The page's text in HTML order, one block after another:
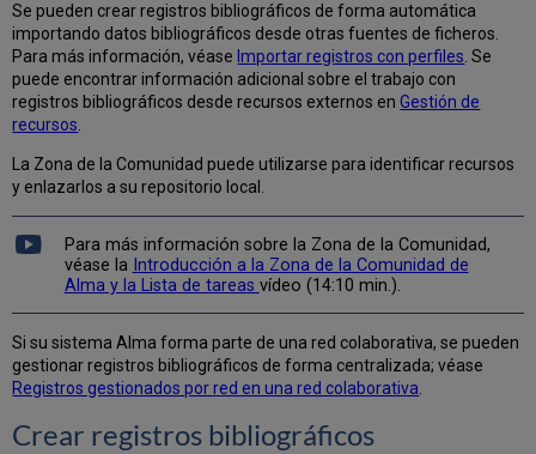
uniforme
que
empiecen
por
$t
con
el
y
los
encabezados
bibliográficos
de
título
uniforme
bibliográfico
Se pueden crear registros bibliográficos de forma automática
importando datos bibliográficos desde otras fuentes de ficheros.
Para más información, véase Importar registros con perfiles . Se
puede encontrar información adicional sobre el trabajo con
registros bibliográficos desde recursos externos enGestión de
recursos
La Zona de la Comunidad puede utilizarse para identificar recursos
y enlazarlos a su repositorio local.
Para más información sobre la Zona de la Comunidad,
véase la Introducción a la Zona de la Comunidad de
Alma y la Lista de tareas vídeo (14:10 min.).
Si su sistema Alma forma parte de una red colaborativa, se pueden
gestionar registros bibliográficos de forma centralizada; véase
Registros gestionados por red en una red colaborativa
Crear registros bibliográficos